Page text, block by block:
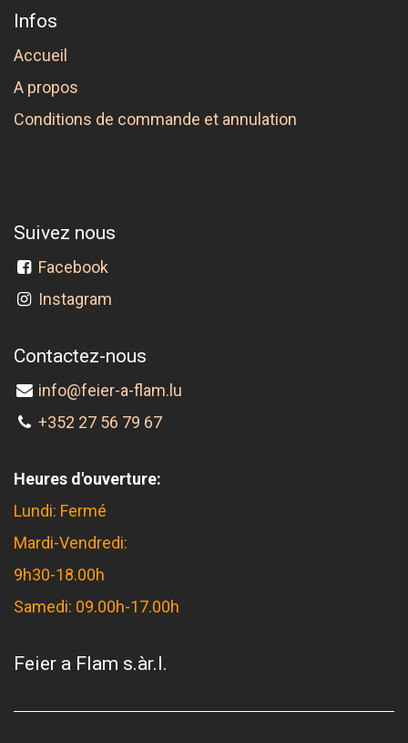
Infos
Accueil
A propos
Conditions de commande et annulation
Suivez nous
Facebook
Instagram
Contactez-nous
info@feier-a-flam.lu
+352 27 56 79 67
Heures d'ouverture:
Lundi: Fermé
Mardi-Vendredi:
9h30-18.00h
Samedi: 09.00h-17.00h
Feier a Flam s.àr.l.